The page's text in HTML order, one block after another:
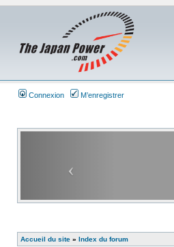
Connexion M’enregistrer
Accueil du site » Index du forum